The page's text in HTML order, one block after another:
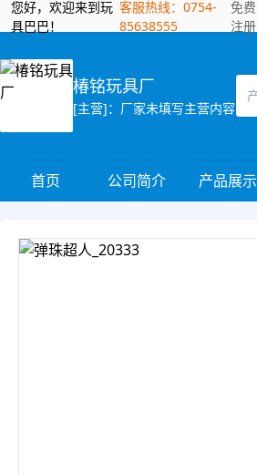
您好，欢迎来到玩
具巴巴！
客服热线：0754-
85638555
免费
注册
椿铭玩具厂
[主营]：厂家未填写主营内容
首页 公司简介 产品展示